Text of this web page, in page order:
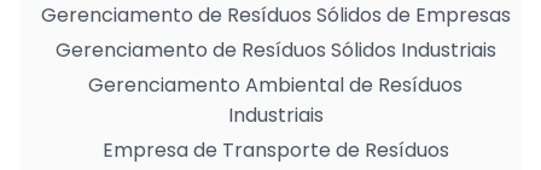
Gerenciamento de Resíduos Sólidos de Empresas
Gerenciamento de Resíduos Sólidos Industriais
Gerenciamento Ambiental de Resíduos
Industriais
Empresa de Transporte de Resíduos